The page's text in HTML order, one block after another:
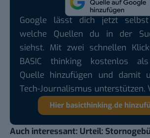
Google lässt dich jetzt selbst
welche Quellen du in der
siehst. Mit zwei schnellen
BASIC thinking kostenlos
Quelle hinzufügen und damit
Tech-Journalismus unterstützen.
Hier basicthinking.de
Auch interessant: Urteil: